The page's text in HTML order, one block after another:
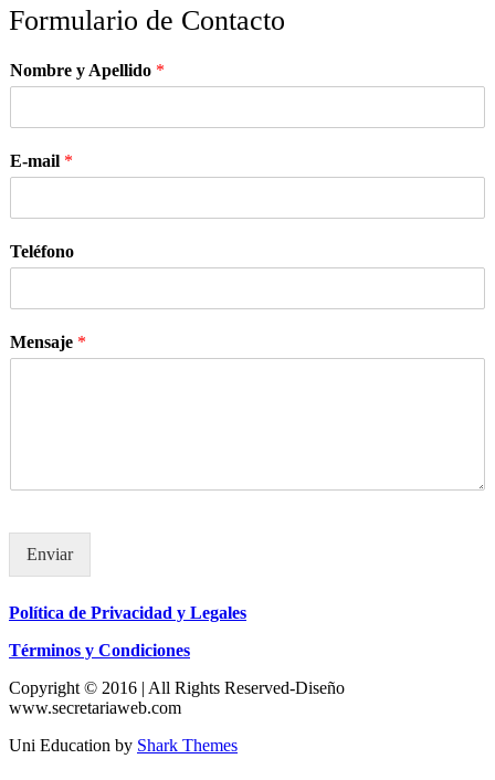
Formulario de Contacto
Nombre y Apellido *
E-mail *
Teléfono
Mensaje *
Enviar
Política de Privacidad y Legales
Términos y Condiciones
Copyright © 2016 | All Rights Reserved-Diseño
www.secretariaweb.com
Uni Education by Shark Themes